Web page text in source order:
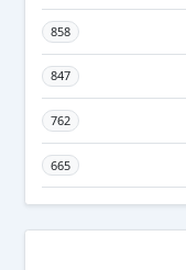
858
847
762
665